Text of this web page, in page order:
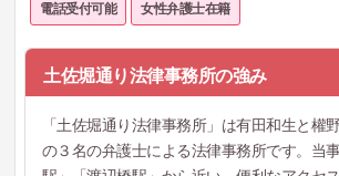
電話受付可能 女性弁護士在籍
土佐堀通り法律事務所の強み
「土佐堀通り法律事務所」は有田和生と權
の３名の弁護士による法律事務所です。当